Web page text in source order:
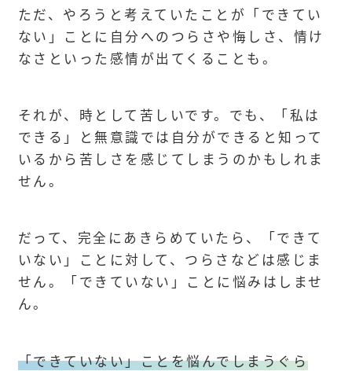
ただ、やろうと考えていたことが「できてい
ない」ことに自分へのつらさや悔しさ、情け
なさといった感情が出てくることも。
それが、時として苦しいです。でも、「私は
できる」と無意識では自分ができると知って
いるから苦しさを感じてしまうのかもしれま
せん。
だって、完全にあきらめていたら、「できて
いない」ことに対して、つらさなどは感じま
せん。「できていない」ことに悩みはしませ
ん。
「できていない」ことを悩んでしまうぐら